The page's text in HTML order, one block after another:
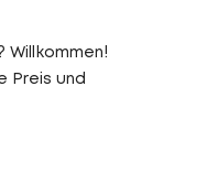
Willkommen!
Preis und